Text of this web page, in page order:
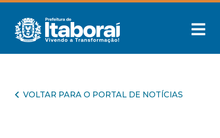
VOLTAR PARA O PORTAL DE NOTÍCIAS